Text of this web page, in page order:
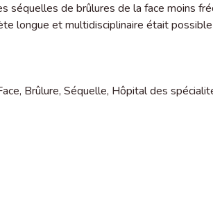
séquelles de brûlures de la face moins
longue et multidisciplinaire était
, Brûlure, Séquelle, Hôpital des